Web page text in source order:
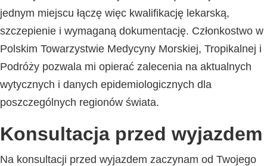
jednym miejscu łączę więc kwalifikację lekarską,
szczepienie i wymaganą dokumentację. Członkostwo w
Polskim Towarzystwie Medycyny Morskiej, Tropikalnej i
Podróży pozwala mi opierać zalecenia na aktualnych
wytycznych i danych epidemiologicznych dla
poszczególnych regionów świata.
Konsultacja przed wyjazdem
Na konsultacji przed wyjazdem zaczynam od Twojego